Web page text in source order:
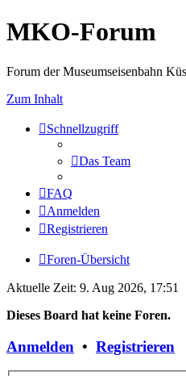
MKO-Forum
Forum der Museumseisenbahn
Zum Inhalt
Schnellzugriff
Das Team
FAQ
Anmelden
Registrieren
Foren-Übersicht
Aktuelle Zeit: 9. Aug 2026, 17:51
Dieses Board hat keine Foren.
Anmelden • Registrieren